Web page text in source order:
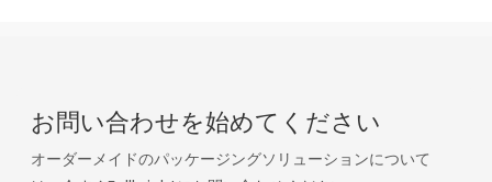
お問い合わせを始めてください
オーダーメイドのパッケージングソリューションについて